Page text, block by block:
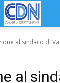
al sindaco di
al